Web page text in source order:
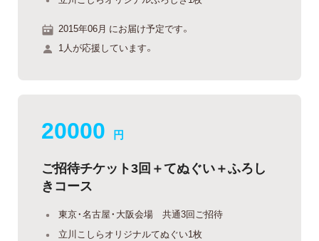
2015年06月 にお届け予定です。
1人が応援しています。
20000 円
ご招待チケット3回＋てぬぐい＋ふろし
きコース
東京・名古屋・大阪会場 共通3回ご招待
立川こしらオリジナルてぬぐい1枚